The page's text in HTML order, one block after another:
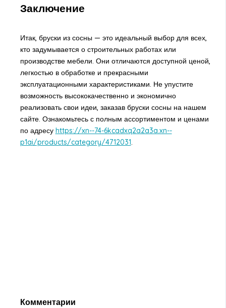
Заключение
Итак, бруски из сосны — это идеальный выбор для всех,
кто задумывается о строительных работах или
производстве мебели. Они отличаются доступной ценой,
легкостью в обработке и прекрасными
эксплуатационными характеристиками. Не упустите
возможность высококачественно и экономично
реализовать свои идеи, заказав бруски сосны на нашем
сайте. Ознакомьтесь с полным ассортиментом и ценами
по адресу https://xn--74-6kcadxq2a2a3a.xn--
p1ai/products/category/4712031.
Комментарии